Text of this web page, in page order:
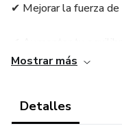
✔ Mejorar la fuerza de
✔ Caminar con más
Mostrar más
Detalles